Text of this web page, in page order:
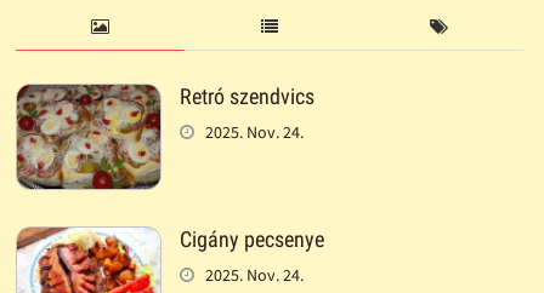
Retró szendvics
2025. Nov. 24.
Cigány pecsenye
2025. Nov. 24.